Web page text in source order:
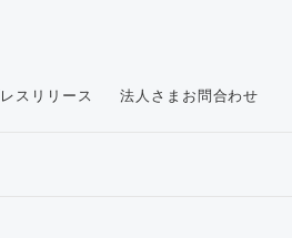
スリリース 法人さまお問合わせ